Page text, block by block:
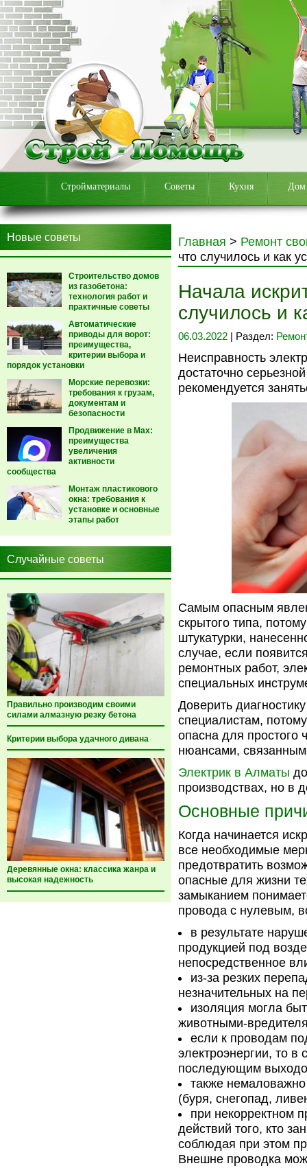
Стройматериалы Советы Кухня Дом
Новые советы
Строительство домов
из газобетона:
технология работ и
практичные советы
Автоматические
приводы для ворот:
преимущества,
критерии выбора и
порядок установки
Морские перевозки:
требования к грузам,
документам и
безопасности
Продвижение в Max:
преимущества
увеличения
активности
сообщества
Монтаж пластикового
окна: требования к
установке и основные
этапы работ
Случайные советы
Правильно производим своими
силами алмазную резку бетона
Критерии выбора удачного дивана
Деревянные окна: классика жанра и
высокая надежность
Главная > Ремонт
что случилось и как
Начала
случилось и
06.03.2022 | Раздел:
Неисправность
достаточно
рекомендуется
Самым опасным
скрытого типа,
штукатурки,
случае, если
ремонтных работ,
специальных
Доверить
специалистам,
опасна для простого
нюансами,
Электрик в Алматы
производствах, но в
Основные
Когда начинается
все необходимые
предотвратить
опасные для жизни
замыканием
провода с нулевым,
в результате
продукцией под
непосредственное
из-за резких
незначительных на
изоляция могла
животными-
если к проводам
электроэнергии, то в
последующим
также немаловажно
(буря, снегопад,
при некорректном
действий того, кто
соблюдая при этом
Внешне проводка